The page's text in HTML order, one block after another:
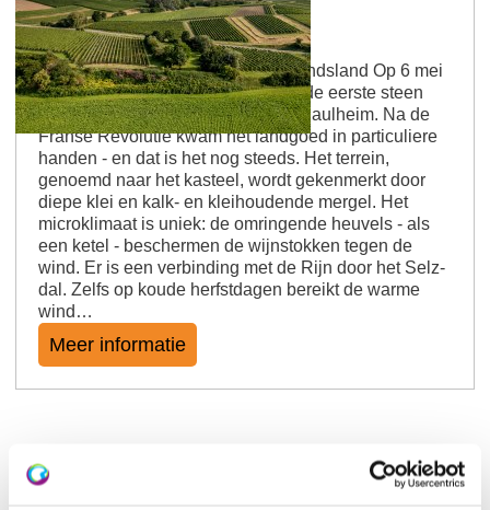
Saulheimer Schloßberg
Kastelen, warme winden en niemandsland Op 6 mei
1588 liet "Seyfried von Dienheim" de eerste steen
leggen voor het kasteel in Nieder-Saulheim. Na de
Franse Revolutie kwam het landgoed in particuliere
handen - en dat is het nog steeds. Het terrein,
genoemd naar het kasteel, wordt gekenmerkt door
diepe klei en kalk- en kleihoudende mergel. Het
microklimaat is uniek: de omringende heuvels - als
een ketel - beschermen de wijnstokken tegen de
wind. Er is een verbinding met de Rijn door het Selz-
dal. Zelfs op koude herfstdagen bereikt de warme
wind…
Meer informatie